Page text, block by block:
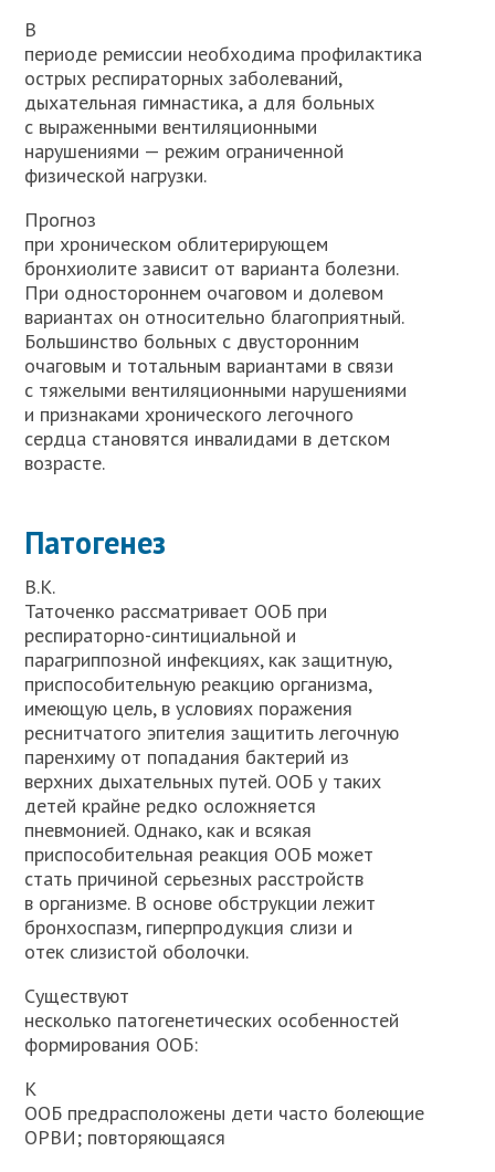
В
периоде ремиссии необходима профилактика
острых респираторных заболеваний,
дыхательная гимнастика, а для больных
с выраженными вентиляционными
нарушениями — режим ограниченной
физической нагрузки.
Прогноз
при хроническом облитерирующем
бронхиолите зависит от варианта болезни.
При одностороннем очаговом и долевом
вариантах он относительно благоприятный.
Большинство больных с двусторонним
очаговым и тотальным вариантами в связи
с тяжелыми вентиляционными нарушениями
и признаками хронического легочного
сердца становятся инвалидами в детском
возрасте.
Патогенез
В.К.
Таточенко рассматривает ООБ при
респираторно-синтициальной и
парагриппозной инфекциях, как защитную,
приспособительную реакцию организма,
имеющую цель, в условиях поражения
реснитчатого эпителия защитить легочную
паренхиму от попадания бактерий из
верхних дыхательных путей. ООБ у таких
детей крайне редко осложняется
пневмонией. Однако, как и всякая
приспособительная реакция ООБ может
стать причиной серьезных расстройств
в организме. В основе обструкции лежит
бронхоспазм, гиперпродукция слизи и
отек слизистой оболочки.
Существуют
несколько патогенетических особенностей
формирования ООБ:
К
ООБ предрасположены дети часто болеющие
ОРВИ; повторяющаяся